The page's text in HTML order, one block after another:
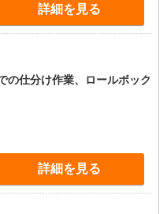
詳細を見る
の仕分け作業、ロールボック
詳細を見る